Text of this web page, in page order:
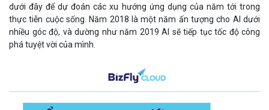
dưới đây để dự đoán các xu hướng ứng dụng của năm tới trong
thực tiễn cuộc sống. Năm 2018 là một năm ấn tượng cho AI dưới
nhiều góc độ, và dường như năm 2019 AI sẽ tiếp tục tốc độ công
phá tuyệt vời của mình.